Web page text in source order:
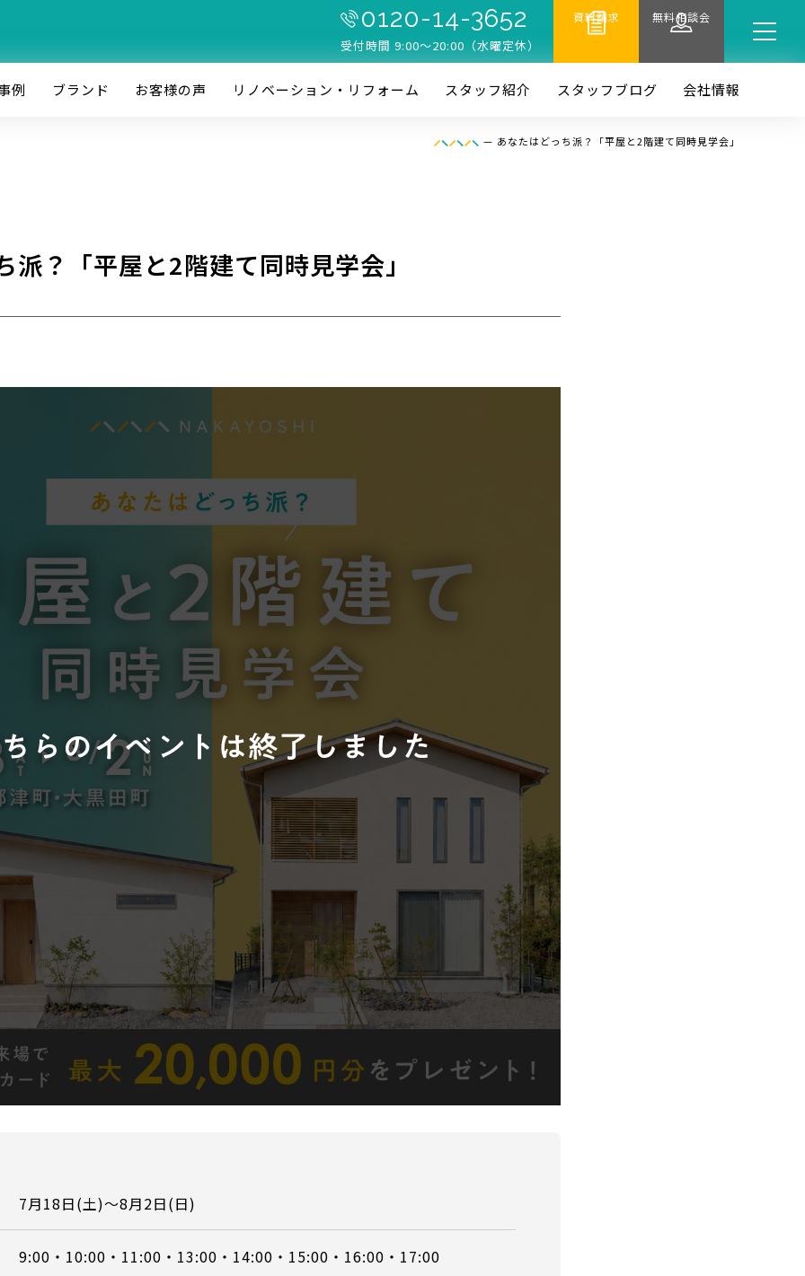
0120-14-3652
受付時間 9:00〜20:00（水曜定休）
資料請求 無料相談会
例 ブランド お客様の声 リノベーション・リフォーム スタッフ紹介 スタッフブログ 会社情報
— あなたはどっち派？「平屋と2階建て同時見学会」
派？「平屋と2階建て同時見学会」
7月18日(土)～8月2日(日)
9:00・10:00・11:00・13:00・14:00・15:00・16:00・17:00